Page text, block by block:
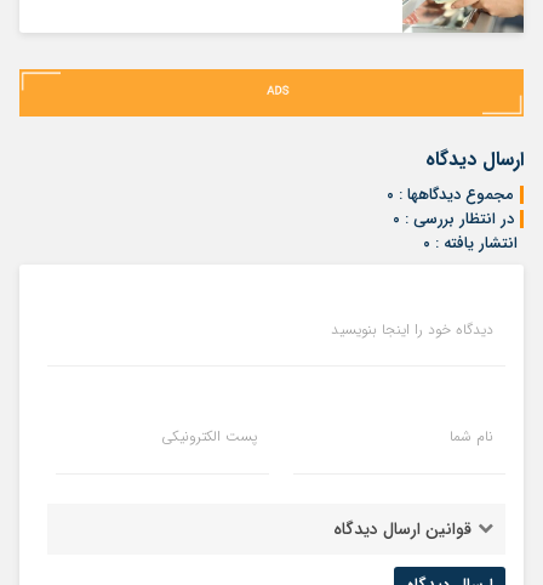
ارسال دیدگاه
مجموع دیدگاهها : ۰
در انتظار بررسی : ۰
انتشار یافته : ۰
دیدگاه خود را اینجا بنویسید
نام شما پست الکترونیکی
قوانین ارسال دیدگاه